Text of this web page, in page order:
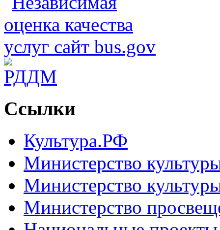
Ссылки
Культура.РФ
Министерство
Министерство
Министерство